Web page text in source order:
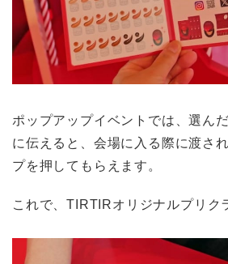
ポップアップイベントでは、選ん
に伝えると、会場に入る際に渡さ
プを押してもらえます。
これで、TIRTIRオリジナルプリク